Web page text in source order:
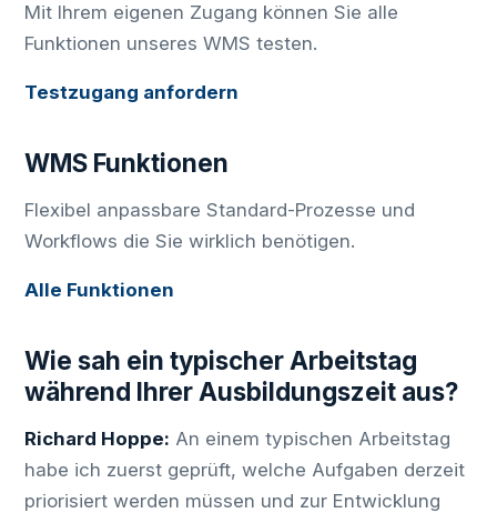
Mit Ihrem eigenen Zugang können Sie alle
Funktionen unseres WMS testen.
Testzugang anfordern
WMS Funktionen
Flexibel anpassbare Standard-Prozesse und
Workflows die Sie wirklich benötigen.
Alle Funktionen
Wie sah ein typischer Arbeitstag
während Ihrer Ausbildungszeit aus?
Richard Hoppe: An einem typischen Arbeitstag
habe ich zuerst geprüft, welche Aufgaben derzeit
priorisiert werden müssen und zur Entwicklung